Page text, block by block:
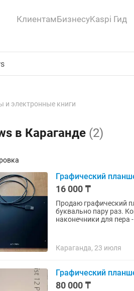
КлиентамБизнесуKaspi Гид
и электронные книги
в Караганде (2)
Графический
16 000 ₸
Продаю графический
буквально пару раз. Комплектация: - Сам планшет - Перо (рисует без батареек) - Сменные
наконечники для пера
Караганда, 23 июля
Графический
80 000 ₸